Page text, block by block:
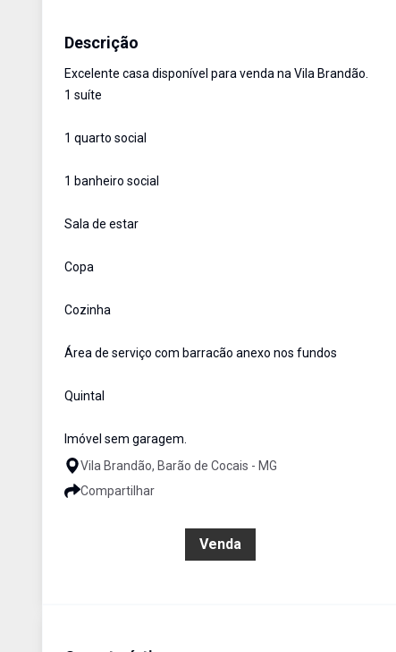
Descrição
Excelente casa disponível para venda na Vila Brandão.
1 suíte
1 quarto social
1 banheiro social
Sala de estar
Copa
Cozinha
Área de serviço com barracão anexo nos fundos
Quintal
Imóvel sem garagem.
Vila Brandão, Barão de Cocais - MG
Compartilhar
Venda